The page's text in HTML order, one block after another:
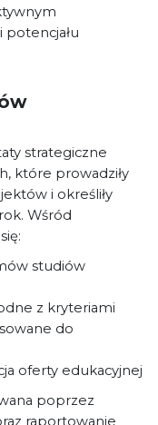
strategiczne
które prowadziły
i określiły
Wśród
studiów
z kryteriami
do
oferty edukacyjnej
poprzez
raportowanie